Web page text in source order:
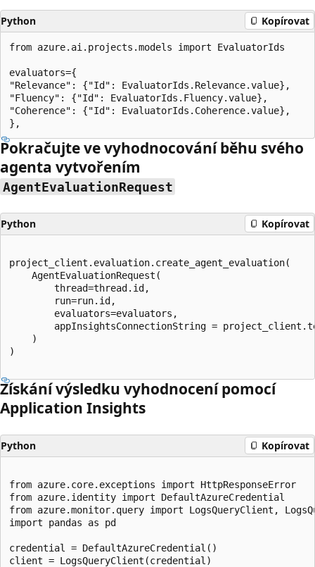
Python Kopírovat
from azure.ai.projects.models import EvaluatorIds
evaluators={
"Relevance": {"Id": EvaluatorIds.Relevance.value},
"Fluency": {"Id": EvaluatorIds.Fluency.value},
"Coherence": {"Id": EvaluatorIds.Coherence.value},
Pokračujte ve vyhodnocování běhu svého
agenta vytvořením
AgentEvaluationRequest
Python Kopírovat
project_client.evaluation.create_agent_evaluation(
    AgentEvaluationRequest(
        thread=thread.id,
        run=run.id,
        evaluators=evaluators,
appInsightsConnectionString =
    )
)
Získání výsledku vyhodnocení pomocí
Application Insights
Python Kopírovat
from azure.core.exceptions import HttpResponseError
from azure.identity import DefaultAzureCredential
from azure.monitor.query import LogsQueryClient,
import pandas as pd
credential = DefaultAzureCredential()
client = LogsQueryClient(credential)